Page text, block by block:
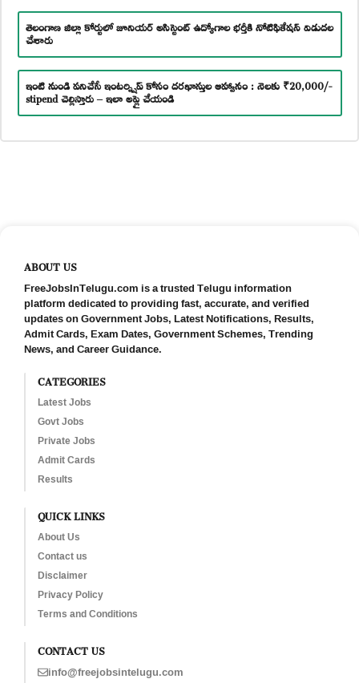
తెలంగాణ జిల్లా కోర్టులో జూనియర్ అసిస్టెంట్ ఉద్యోగాల భర్తీకి నోటిఫికేషన్ విడుదల
చేశారు
ఇంటి నుండి పనిచేసే ఇంటర్న్షిప్ కోసం దరఖాస్తుల ఆహ్వానం : నెలకు ₹20,000/-
stipend చెల్లిస్తారు – ఇలా అప్లై చేయండి
ABOUT US
FreeJobsInTelugu.com is a trusted Telugu information
platform dedicated to providing fast, accurate, and verified
updates on Government Jobs, Latest Notifications, Results,
Admit Cards, Exam Dates, Government Schemes, Trending
News, and Career Guidance.
CATEGORIES
Latest Jobs
Govt Jobs
Private Jobs
Admit Cards
Results
QUICK LINKS
About Us
Contact us
Disclaimer
Privacy Policy
Terms and Conditions
CONTACT US
info@freejobsintelugu.com